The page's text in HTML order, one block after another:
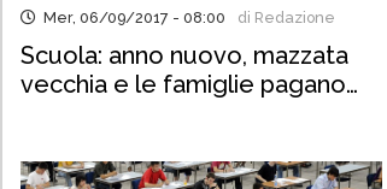
Mer, 06/09/2017 - 08:00 di Redazione
Scuola: anno nuovo, mazzata
vecchia e le famiglie pagano…